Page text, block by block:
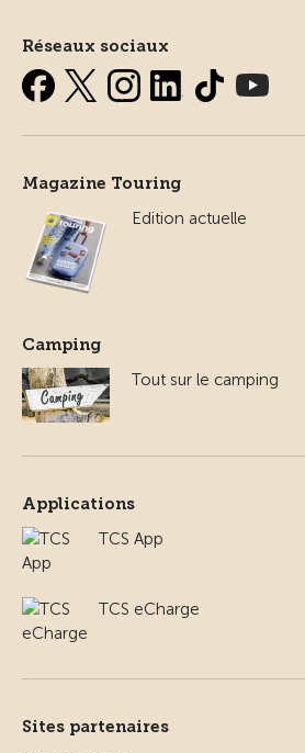
Réseaux sociaux
Magazine Touring
Edition actuelle
Camping
Tout sur le camping
Applications
TCS App
TCS eCharge
Sites partenaires